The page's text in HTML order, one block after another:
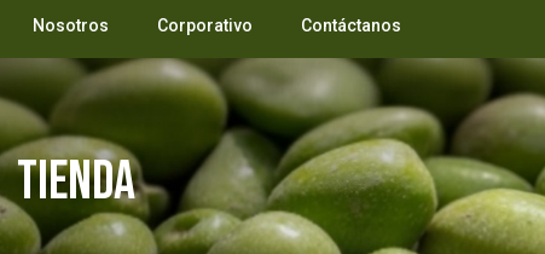
Nosotros Corporativo Contáctanos
Tienda